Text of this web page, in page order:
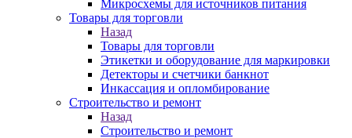
Микросхемы для источников питания
Товары для торговли
Назад
Товары для торговли
Этикетки и оборудование для маркировки
Детекторы и счетчики банкнот
Инкассация и опломбирование
Строительство и ремонт
Назад
Строительство и ремонт